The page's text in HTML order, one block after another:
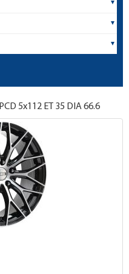
PCD 5x112 ET 35 DIA 66.6